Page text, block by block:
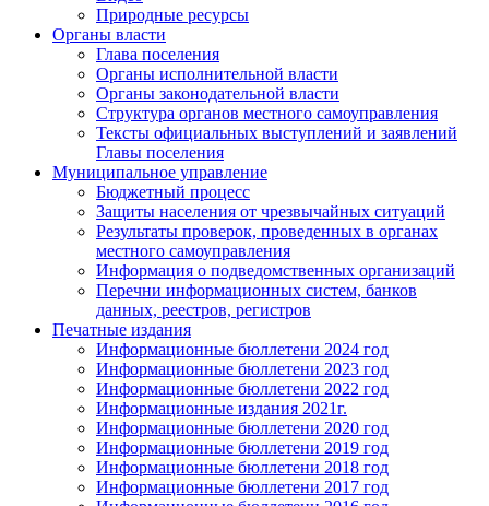
Природные ресурсы
Органы власти
Глава поселения
Органы исполнительной власти
Органы законодательной власти
Структура органов местного самоуправления
Тексты официальных выступлений и заявлений
Главы поселения
Муниципальное управление
Бюджетный процесс
Защиты населения от чрезвычайных ситуаций
Результаты проверок, проведенных в органах
местного самоуправления
Информация о подведомственных организаций
Перечни информационных систем, банков
данных, реестров, регистров
Печатные издания
Информационные бюллетени 2024 год
Информационные бюллетени 2023 год
Информационные бюллетени 2022 год
Информационные издания 2021г.
Информационные бюллетени 2020 год
Информационные бюллетени 2019 год
Информационные бюллетени 2018 год
Информационные бюллетени 2017 год